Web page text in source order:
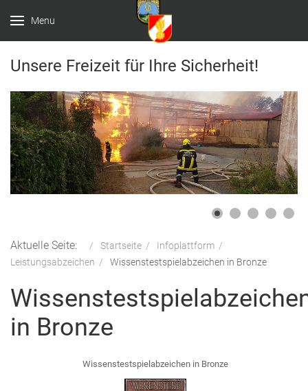
Menu
Unsere Freizeit für Ihre Sicherheit!
Aktuelle Seite: Startseite
Infoplattform
Leistungsabzeichen
Wissenstestspielabzeichen in Bronze
in Bronze
Wissenstestspielabzeichen in Bronze